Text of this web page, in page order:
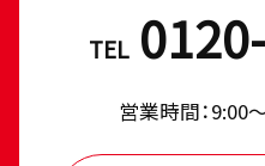
TEL
営業時間：9:00